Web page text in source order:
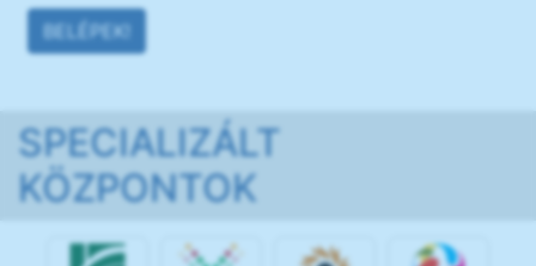
BELÉPEK!
SPECIALIZÁLT
KÖZPONTOK